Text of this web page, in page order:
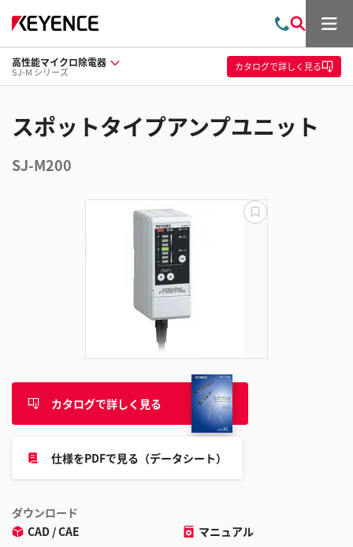
問
い
合
わ
索
メ
ュ
ー
高性能マイクロ除電器
SJ-M シリーズ カタログで詳しく見る
スポットタイプアンプユニット
SJ-M200
カタログで詳しく見る
仕様をPDFで見る（データシート）
ダウンロード
CAD / CAE
マニュアル
更
新